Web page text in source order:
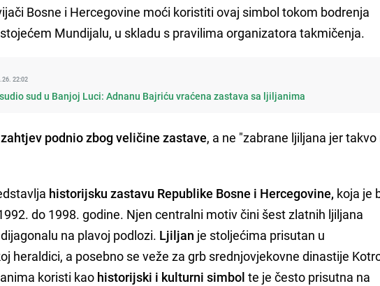
Bosne i Hercegovine moći koristiti ovaj simbol tokom bodrenja
Mundijalu, u skladu s pravilima organizatora takmičenja.
22:02
sud u Banjoj Luci: Adnanu Bajriću vraćena zastava sa ljiljanima
zahtjev podnio zbog veličine zastave, a ne "zabrane ljiljana jer
historijsku zastavu Republike Bosne i Hercegovine, koja je
do 1998. godine. Njen centralni motiv čini šest zlatnih ljiljana
na plavoj podlozi. Ljiljan je stoljećima prisutan u
heraldici, a posebno se veže za grb srednjovjekovne dinastije
koristi kao historijski i kulturni simbol te je često prisutna na